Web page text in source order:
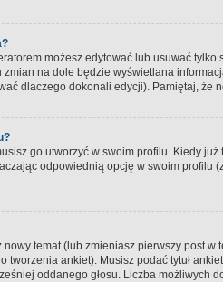
możesz edytować lub usuwać
na dole będzie wyświetlana
dlaczego dokonali edycji). Pamiętaj, że
go utworzyć w swoim profilu. Kiedy
odpowiednią opcję w swoim profilu
temat (lub zmieniasz pierwszy post
tworzenia ankiet). Musisz podać tytuł
oddanego głosu. Liczba możliwych